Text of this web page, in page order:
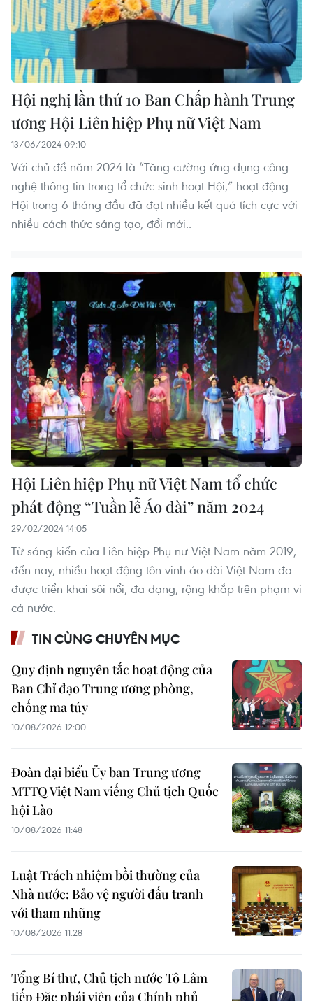
Hội nghị lần thứ 10 Ban Chấp hành Trung
ương Hội Liên hiệp Phụ nữ Việt Nam
13/06/2024 09:10
Với chủ đề năm 2024 là “Tăng cường ứng dụng công
nghệ thông tin trong tổ chức sinh hoạt Hội,” hoạt động
Hội trong 6 tháng đầu đã đạt nhiều kết quả tích cực với
nhiều cách thức sáng tạo, đổi mới..
Hội Liên hiệp Phụ nữ Việt Nam tổ chức
phát động “Tuần lễ Áo dài” năm 2024
29/02/2024 14:05
Từ sáng kiến của Liên hiệp Phụ nữ Việt Nam năm 2019,
đến nay, nhiều hoạt động tôn vinh áo dài Việt Nam đã
được triển khai sôi nổi, đa dạng, rộng khắp trên phạm vi
cả nước.
TIN CÙNG CHUYÊN MỤC
Quy định nguyên tắc hoạt động của
Ban Chỉ đạo Trung ương phòng,
chống ma túy
10/08/2026 12:00
Đoàn đại biểu Ủy ban Trung ương
MTTQ Việt Nam viếng Chủ tịch Quốc
hội Lào
10/08/2026 11:48
Luật Trách nhiệm bồi thường của
Nhà nước: Bảo vệ người đấu tranh
với tham nhũng
10/08/2026 11:28
Tổng Bí thư, Chủ tịch nước Tô Lâm
tiếp Đặc phái viên của Chính phủ